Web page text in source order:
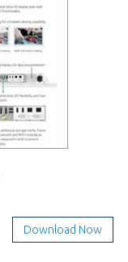
Download Now